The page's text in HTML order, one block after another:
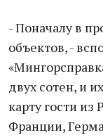
- Поначалу в
объектов, -
двух сотен, и
карту гости
Франции,